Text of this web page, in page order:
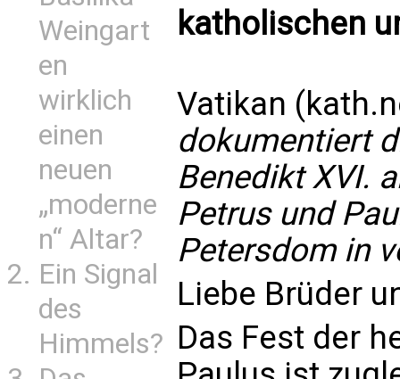
Weingart
en
wirklich
einen
neuen
„moderne
n“ Altar?
Ein Signal
des
Himmels?
katholischen
Vatikan
dokumentiert
Benedikt XVI.
Petrus und
Petersdom in
Liebe Brüder
Das Fest der